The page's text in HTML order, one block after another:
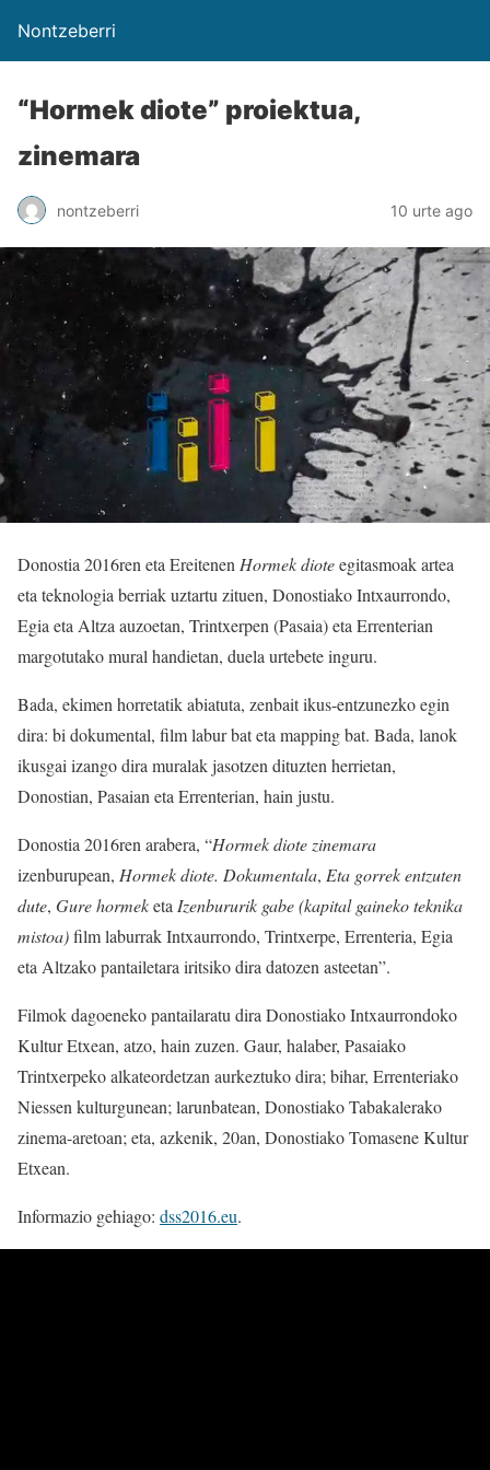
Nontzeberri
“Hormek diote” proiektua,
zinemara
nontzeberri 10 urte ago
Donostia 2016ren eta EreitenenHormek dioteegitasmoak artea
eta teknologia berriak uztartu zituen, Donostiako Intxaurrondo,
Egia eta Altza auzoetan, Trintxerpen (Pasaia) eta Errenterian
margotutako mural handietan, duela urtebete inguru.
Bada, ekimen horretatik abiatuta, zenbait ikus-entzunezko egin
dira: bi dokumental, film labur bat eta mapping bat. Bada, lanok
ikusgai izango dira muralak jasotzen dituzten herrietan,
Donostian, Pasaian eta Errenterian, hain justu.
Donostia 2016ren arabera, “Hormek diote zinemara
izenburupean, Hormek diote. Dokumentala, Eta gorrek entzuten
dute, Gure hormeketaIzenbururik gabe (kapital gaineko teknika
mistoa)film laburrak Intxaurrondo, Trintxerpe, Errenteria, Egia
eta Altzako pantailetara iritsiko dira datozen asteetan”.
Filmok dagoeneko pantailaratu dira Donostiako Intxaurrondoko
Kultur Etxean, atzo, hain zuzen. Gaur, halaber, Pasaiako
Trintxerpeko alkateordetzan aurkeztuko dira; bihar, Errenteriako
Niessen kulturgunean; larunbatean, Donostiako Tabakalerako
zinema-aretoan; eta, azkenik, 20an, Donostiako Tomasene Kultur
Etxean.
Informazio gehiago: dss2016.eu.